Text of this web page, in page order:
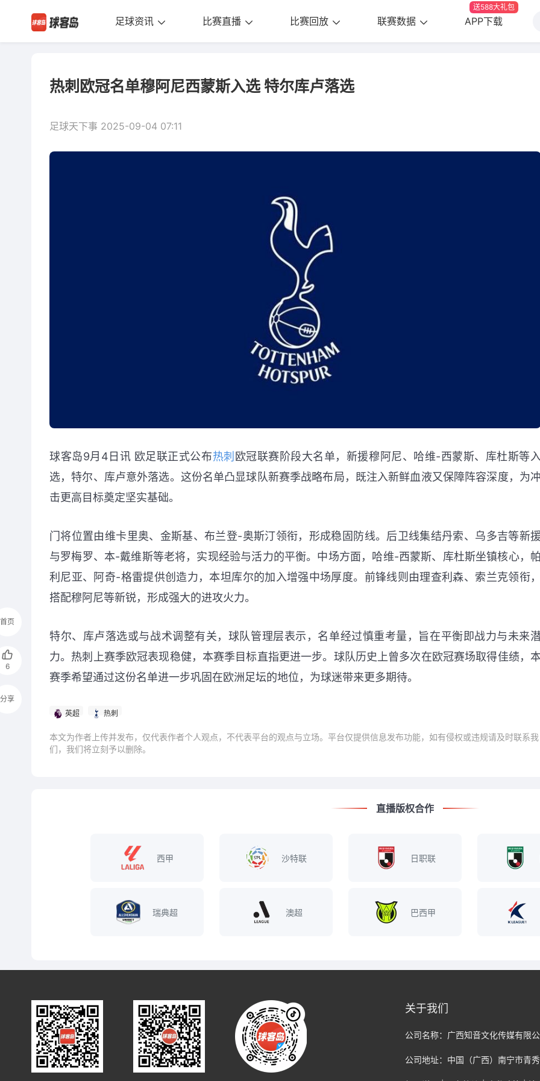
足球资讯 比赛直播 比赛回放 联赛数据 APP下载
送588大礼包
首页
6
分享
热刺欧冠名单穆阿尼西蒙斯入选 特尔库卢落选
足球天下事 2025-09-04 07:11
球客岛9月4日讯 欧足联正式公布热刺 欧冠联赛阶段大名单，新援穆阿尼、哈维-西蒙斯、库杜斯等
选，特尔、库卢意外落选。这份名单凸显球队新赛季战略布局，既注入新鲜血液又保障阵容深度，为冲
击更高目标奠定坚实基础。
门将位置由维卡里奥、金斯基、布兰登-奥斯汀领衔，形成稳固防线。后卫线集结丹索、乌多吉等新
与罗梅罗、本-戴维斯等老将，实现经验与活力的平衡。中场方面，哈维-西蒙斯、库杜斯坐镇核心，帕
利尼亚、阿奇-格雷提供创造力，本坦库尔的加入增强中场厚度。前锋线则由理查利森、索兰克领衔，
搭配穆阿尼等新锐，形成强大的进攻火力。
特尔、库卢落选或与战术调整有关，球队管理层表示，名单经过慎重考量，旨在平衡即战力与未来
力。热刺上赛季欧冠表现稳健，本赛季目标直指更进一步。球队历史上曾多次在欧冠赛场取得佳绩，
赛季希望通过这份名单进一步巩固在欧洲足坛的地位，为球迷带来更多期待。
英超 热刺
本文为作者上传并发布，仅代表作者个人观点，不代表平台的观点与立场。平台仅提供信息发布功能，如有侵权或违规请及时联系我
们，我们将立刻予以删除。
直播版权合作
西甲 沙特联 日职联
瑞典超 澳超 巴西甲
关于我们
公司名称： 广西知音文化传媒有限
公司地址： 中国（广西）南宁市青